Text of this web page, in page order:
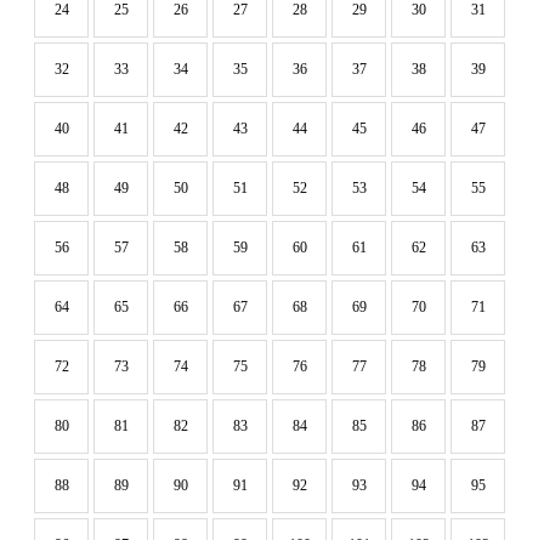
24 25 26 27 28 29 30 31
32 33 34 35 36 37 38 39
40 41 42 43 44 45 46 47
48 49 50 51 52 53 54 55
56 57 58 59 60 61 62 63
64 65 66 67 68 69 70 71
72 73 74 75 76 77 78 79
80 81 82 83 84 85 86 87
88 89 90 91 92 93 94 95